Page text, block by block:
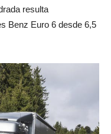
resulta
Benz Euro 6 desde 6,5